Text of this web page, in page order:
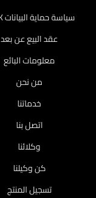
سياسة حماية البيانات KVKK
عقد البيع عن بعد
معلومات البائع
من نحن
خدماتنا
اتصل بنا
وكلائنا
كن وكيلنا
تسجيل المنتج